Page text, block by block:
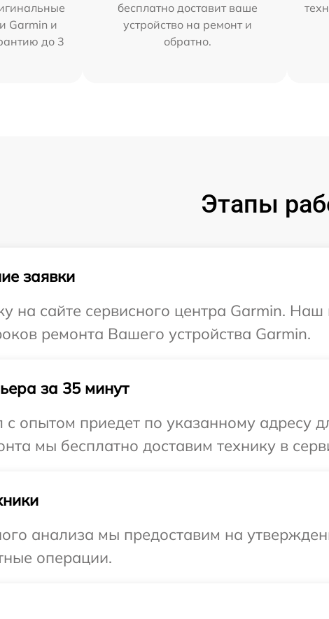
Garmin и
до 3
бесплатно доставит ваше
устройство на ремонт и
обратно.
Этапы
заявки
на сайте сервисного центра Garmin.
ремонта Вашего устройства Garmin.
за 35 минут
опытом приедет по указанному адресу
мы бесплатно доставим технику в
анализа мы предоставим на
операции.